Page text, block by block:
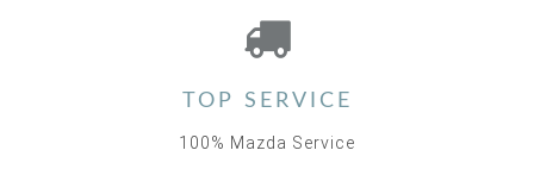
TOP SERVICE
100% Mazda Service